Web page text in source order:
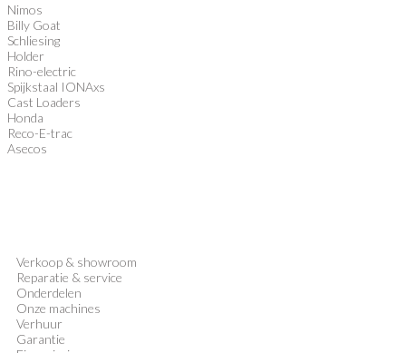
Nimos
Billy Goat
Schliesing
Holder
Rino-electric
Spijkstaal IONAxs
Cast Loaders
Honda
Reco-E-trac
Asecos
Verkoop & showroom
Reparatie & service
Onderdelen
Onze machines
Verhuur
Garantie